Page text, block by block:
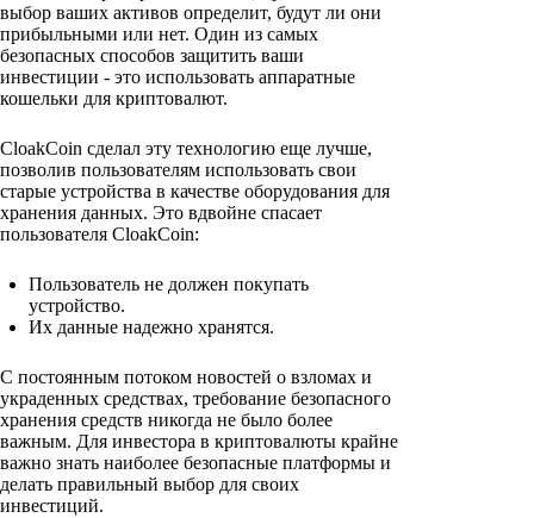
выбор ваших активов определит, будут ли они
прибыльными или нет. Один из самых
безопасных способов защитить ваши
инвестиции - это использовать аппаратные
кошельки для криптовалют.
CloakCoin сделал эту технологию еще лучше,
позволив пользователям использовать свои
старые устройства в качестве оборудования для
хранения данных. Это вдвойне спасает
пользователя CloakCoin:
Пользователь не должен покупать
устройство.
Их данные надежно хранятся.
С постоянным потоком новостей о взломах и
украденных средствах, требование безопасного
хранения средств никогда не было более
важным. Для инвестора в криптовалюты крайне
важно знать наиболее безопасные платформы и
делать правильный выбор для своих
инвестиций.